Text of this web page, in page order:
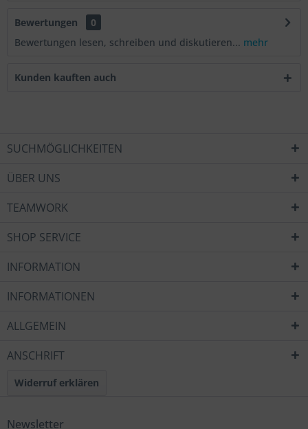
Bewertungen
0
Bewertungen lesen, schreiben und diskutieren... mehr
Kunden kauften auch
SUCHMÖGLICHKEITEN
ÜBER UNS
TEAMWORK
SHOP SERVICE
INFORMATION
INFORMATIONEN
ALLGEMEIN
ANSCHRIFT
Widerruf erklären
Newsletter